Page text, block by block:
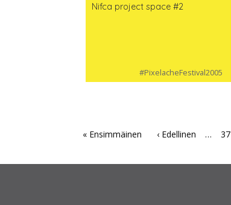
Nifca project space #2
#PixelacheFestival2005
« Ensimmäinen ‹ Edellinen … 37